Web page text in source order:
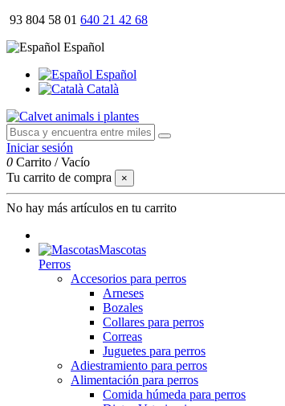
93 804 58 01 640 21 42 68
Español
Español
Català
Iniciar sesión
0 Carrito /Vacío
Tu carrito de compra
×
No hay más artículos en tu carrito
Mascotas
Perros
Accesorios para perros
Arneses
Bozales
Collares para perros
Correas
Juguetes para perros
Adiestramiento para perros
Alimentación para perros
Comida húmeda para perros